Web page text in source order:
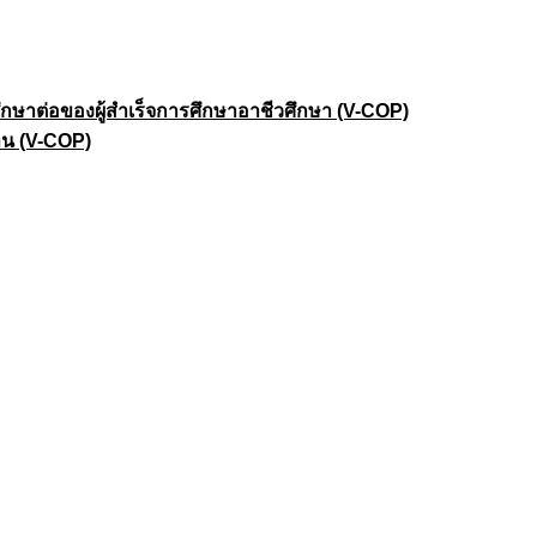
าต่อของผู้สำเร็จการศึกษาอาชีวศึกษา (V-COP)
(V-COP)